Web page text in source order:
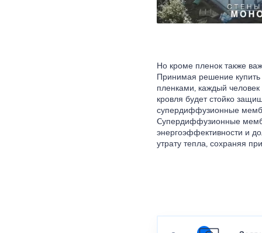
Но кроме пленок также
Принимая решение
пленками, каждый
кровля будет стойко
супердиффузионные
Cупердиффузионные
энергоэффективности и
утрату тепла, сохраняя